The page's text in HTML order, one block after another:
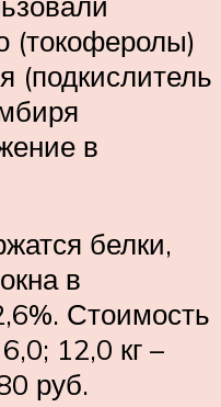
(токоферолы)
(подкислитель
в
белки,
в
Стоимость
12,0 кг –
руб.